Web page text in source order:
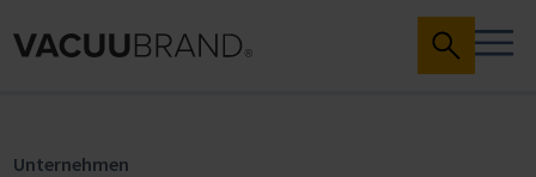
Unternehmen